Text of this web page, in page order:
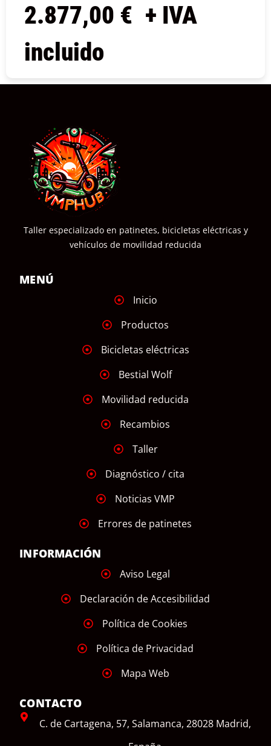
2.877,00 € + IVA
incluido
Taller especializado en patinetes, bicicletas eléctricas y
vehículos de movilidad reducida
MENÚ
Inicio
Productos
Bicicletas eléctricas
Bestial Wolf
Movilidad reducida
Recambios
Taller
Diagnóstico / cita
Noticias VMP
Errores de patinetes
INFORMACIÓN
Aviso Legal
Declaración de Accesibilidad
Política de Cookies
Política de Privacidad
Mapa Web
CONTACTO
C. de Cartagena, 57, Salamanca, 28028 Madrid,